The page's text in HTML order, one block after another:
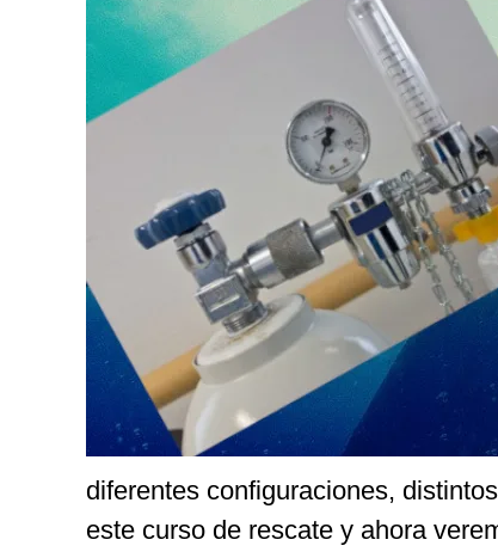
diferentes configuraciones,
este curso de rescate y ahora